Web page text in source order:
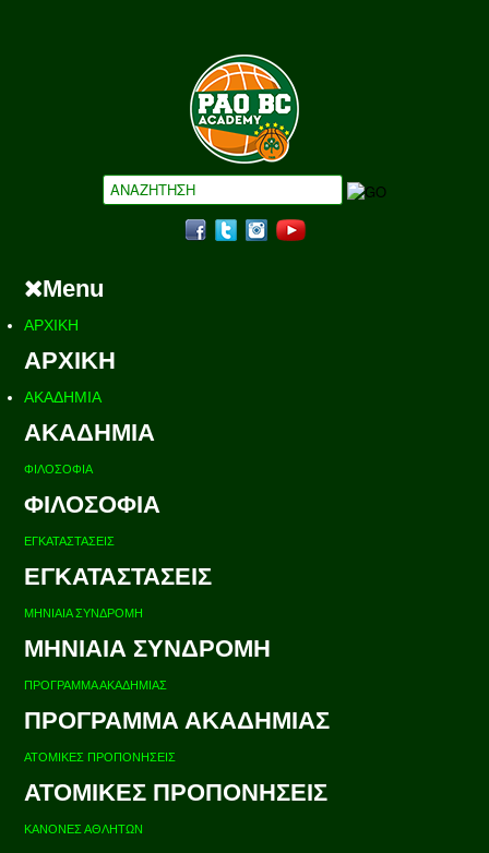
Menu
ΑΡΧΙΚΗ
ΑΡΧΙΚΗ
ΑΚΑΔΗΜΙΑ
ΑΚΑΔΗΜΙΑ
ΦΙΛΟΣΟΦΙΑ
ΦΙΛΟΣΟΦΙΑ
ΕΓΚΑΤΑΣΤΑΣΕΙΣ
ΕΓΚΑΤΑΣΤΑΣΕΙΣ
ΜΗΝΙΑΙΑ ΣΥΝΔΡΟΜΗ
ΜΗΝΙΑΙΑ ΣΥΝΔΡΟΜΗ
ΠΡΟΓΡΑΜΜΑ ΑΚΑΔΗΜΙΑΣ
ΠΡΟΓΡΑΜΜΑ ΑΚΑΔΗΜΙΑΣ
ΑΤΟΜΙΚΕΣ ΠΡΟΠΟΝΗΣΕΙΣ
ΑΤΟΜΙΚΕΣ ΠΡΟΠΟΝΗΣΕΙΣ
ΚΑΝΟΝΕΣ ΑΘΛΗΤΩΝ